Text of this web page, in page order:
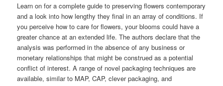
Learn on for a complete guide to preserving flowers contemporary
and a look into how lengthy they final in an array of conditions. If
you perceive how to care for flowers, your blooms could have a
greater chance at an extended life. The authors declare that the
analysis was performed in the absence of any business or
monetary relationships that might be construed as a potential
conflict of interest. A range of novel packaging techniques are
available, similar to MAP, CAP, clever packaging, and